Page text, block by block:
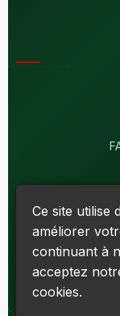
© 2026
Politique de
Numéro
Ce site utilise
améliorer
continuant à
acceptez
cookies.